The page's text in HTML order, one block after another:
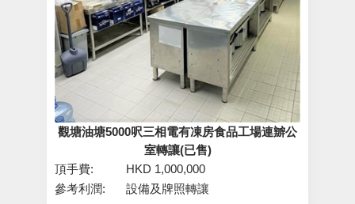
觀塘油塘5000呎三相電有凍房食品工場連辧公
室轉讓(已售)
頂手費:
HKD 1,000,000
參考利潤:
設備及牌照轉讓